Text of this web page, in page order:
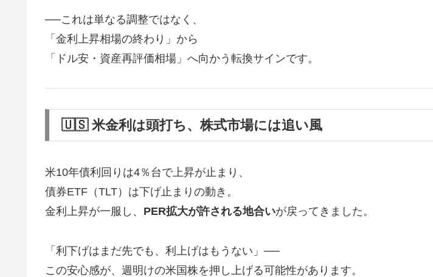
──これは単なる調整ではなく、
「金利上昇相場の終わり」から
「ドル安・資産再評価相場」へ向かう転換サインです。
🇺🇸 米金利は頭打ち、株式市場には追い風
米10年債利回りは4％台で上昇が止まり、
債券ETF（TLT）は下げ止まりの動き。
金利上昇が一服し、 PER拡大が許される地合いが戻ってきました。
「利下げはまだ先でも、利上げはもうない」──
この安心感が、週明けの米国株を押し上げる可能性があります。